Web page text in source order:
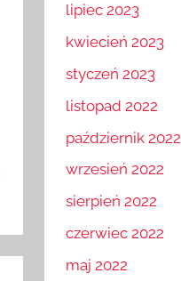
lipiec 2023
kwiecień 2023
styczeń 2023
listopad 2022
październik 2022
wrzesień 2022
sierpień 2022
czerwiec 2022
maj 2022